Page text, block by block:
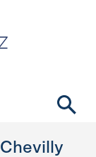
Chevilly